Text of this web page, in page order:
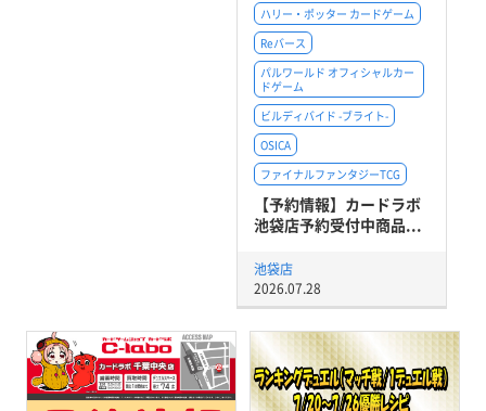
ハリー・ポッター カードゲーム
Reバース
パルワールド オフィシャルカー
ドゲーム
ビルディバイド -ブライト-
OSICA
ファイナルファンタジーTCG
【予約情報】カードラボ
池袋店予約受付中商品...
池袋店
2026.07.28